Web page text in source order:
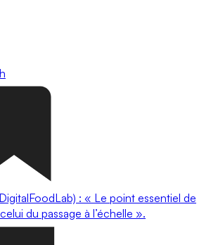
: « Le point essentiel de
du passage à l’échelle ».